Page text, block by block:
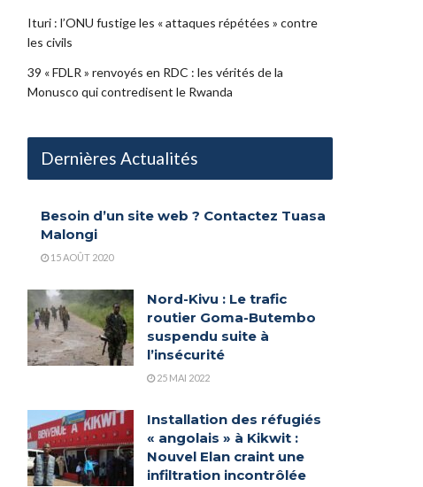
Ituri : l’ONU fustige les « attaques répétées » contre
les civils
39 « FDLR » renvoyés en RDC : les vérités de la
Monusco qui contredisent le Rwanda
Dernières Actualités
Besoin d’un site web ? Contactez Tuasa
Malongi
15 AOÛT 2020
Nord-Kivu : Le trafic
routier Goma-Butembo
suspendu suite à
l’insécurité
25 MAI 2022
Installation des réfugiés
« angolais » à Kikwit :
Nouvel Elan craint une
infiltration incontrôlée